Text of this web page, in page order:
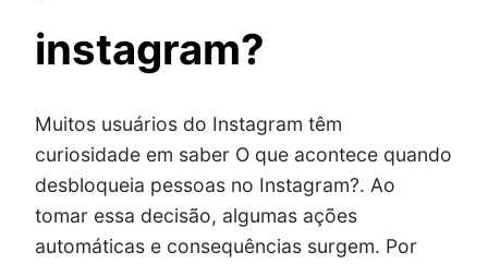
instagram?
Muitos usuários do Instagram têm
curiosidade em saber O que acontece quando
desbloqueia pessoas no Instagram?. Ao
tomar essa decisão, algumas ações
automáticas e consequências surgem. Por